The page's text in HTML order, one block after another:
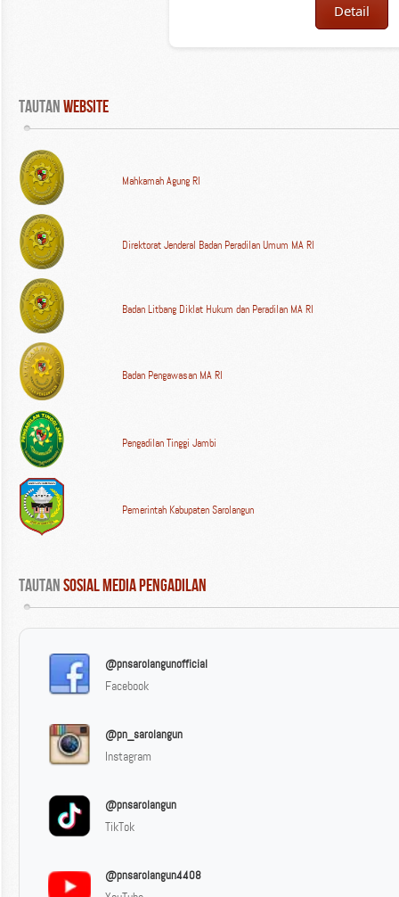
Detail
Tautan WEBSITE
Mahkamah Agung RI
Direktorat Jenderal Badan Peradilan Umum MA RI
Badan Litbang Diklat Hukum dan Peradilan MA RI
Badan Pengawasan MA RI
Pengadilan Tinggi Jambi
Pemerintah Kabupaten Sarolangun
Tautan Sosial Media Pengadilan
@pnsarolangunofficial
Facebook
@pn_sarolangun
Instagram
@pnsarolangun
TikTok
@pnsarolangun4408